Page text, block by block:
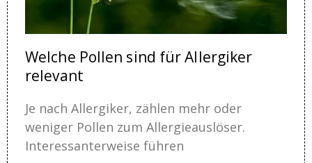
Welche Pollen sind für Allergiker
relevant
Je nach Allergiker, zählen mehr oder
weniger Pollen zum Allergieauslöser.
Interessanterweise führen